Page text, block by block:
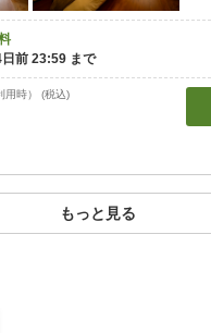
用時） (税込)
もっと見る